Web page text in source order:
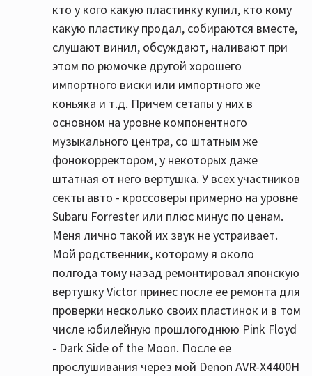
кто у кого какую пластинку купил, кто кому
какую пластику продал, собираются вместе,
слушают винил, обсуждают, наливают при
этом по рюмочке другой хорошего
импортного виски или импортного же
коньяка и т.д. Причем сетапы у них в
основном на уровне компонентного
музыкального центра, со штатным же
фонокорректором, у некоторых даже
штатная от него вертушка. У всех участников
секты авто - кроссоверы примерно на уровне
Subaru Forrester или плюс минус по ценам.
Меня лично такой их звук не устраивает.
Мой родственник, которому я около
полгода тому назад ремонтировал японскую
вертушку Victor принес после ее ремонта для
проверки несколько своих пластинок и в том
числе юбилейную прошлогоднюю Pink Floyd
- Dark Side of the Moon. После ее
прослушивания через мой Denon AVR-X4400H